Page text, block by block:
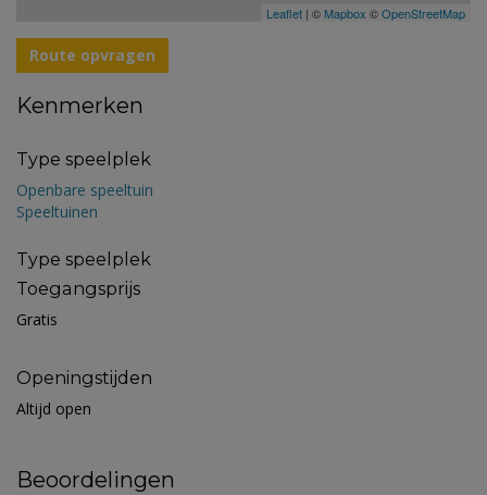
Leaflet | © Mapbox ©OpenStreetMap
Route opvragen
Kenmerken
Type speelplek
Openbare speeltuin
Speeltuinen
Type speelplek
Toegangsprijs
Gratis
Openingstijden
Altijd open
Beoordelingen